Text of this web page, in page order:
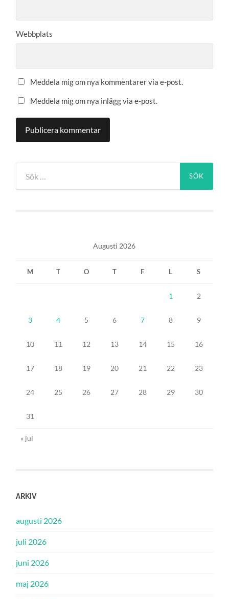
Webbplats
Meddela mig om nya kommentarer via e-post.
Meddela mig om nya inlägg via e-post.
efter:
Augusti 2026
M T O T F L S
1 2
3 4 5 6 7 8 9
10 11 12 13 14 15 16
17 18 19 20 21 22 23
24 25 26 27 28 29 30
31
« jul
ARKIV
augusti 2026
juli 2026
juni 2026
maj 2026